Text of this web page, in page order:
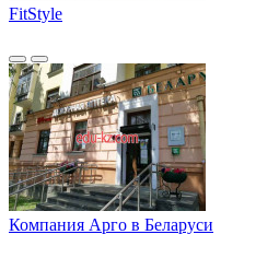
FitStyle
Компания Арго в Беларуси